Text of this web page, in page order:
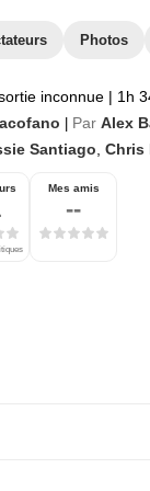
Photos
inconnue | 1h
Par Alex
Santiago Chris
Mes amis
--